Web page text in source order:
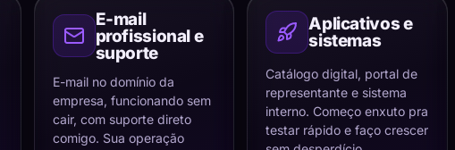
E-mail
profissional e
suporte
E-mail no domínio da
empresa, funcionando sem
cair, com suporte direto
comigo. Sua operação
Aplicativos e
sistemas
Catálogo digital, portal de
representante e sistema
interno. Começo enxuto pra
testar rápido e faço crescer